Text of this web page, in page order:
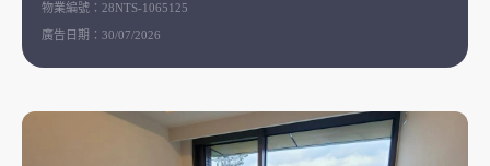
物業編號： 28NTS-1065125
廣告日期： 30/07/2026